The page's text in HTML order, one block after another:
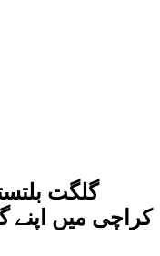
گلگت
کراچی میں اپنے